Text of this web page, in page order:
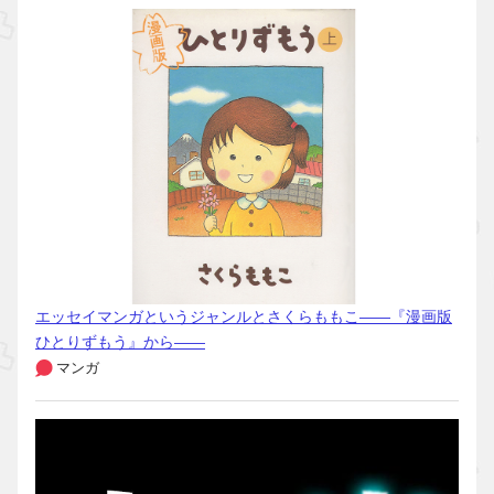
エッセイマンガというジャンルとさくらももこ――『漫画版
ひとりずもう』から――
マンガ